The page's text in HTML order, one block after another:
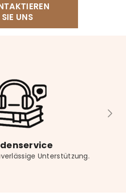
bequemen Sessel, einen
Lesen sowie eine
für Ihr Regal. Vergessen Sie
SIE UNS
Unterstützung.